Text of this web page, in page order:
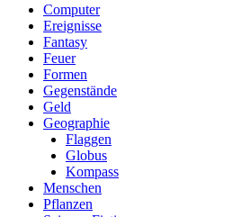
Computer
Ereignisse
Fantasy
Feuer
Formen
Gegenstände
Geld
Geographie
Flaggen
Globus
Kompass
Menschen
Pflanzen